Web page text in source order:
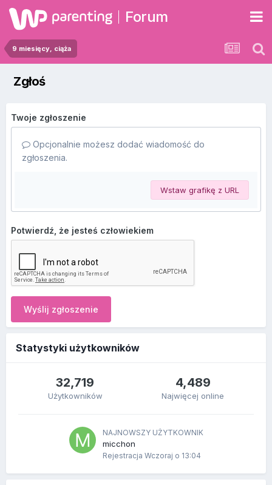
Forum
9 miesięcy, ciąża
Zgłoś
Twoje zgłoszenie
Opcjonalnie możesz dodać wiadomość do
zgłoszenia.
Wstaw grafikę z URL
Potwierdź, że jesteś człowiekiem
Wyślij zgłoszenie
Statystyki użytkowników
32,719
Użytkowników
4,489
Najwięcej online
NAJNOWSZY UŻYTKOWNIK
micchon
Rejestracja Wczoraj o 13:04